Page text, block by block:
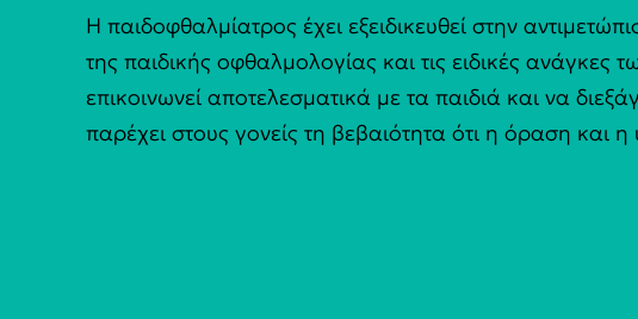
Η παιδοφθαλμίατρος έχει εξειδικευθεί στην
της παιδικής οφθαλμολογίας και τις ειδικές ανάγκες
επικοινωνεί αποτελεσματικά με τα παιδιά και να
παρέχει στους γονείς τη βεβαιότητα ότι η όραση και